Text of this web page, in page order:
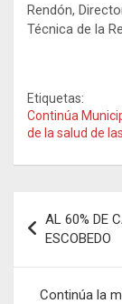
Rendón,
Técnica de la
Etiquetas:
Continúa
de la salud de
de
entradas
AL 60% DE
ESCOBEDO
Continúa la